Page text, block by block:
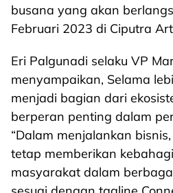
busana yang akan
Februari 2023 di Ciputra
Eri Palgunadi selaku VP
menyampaikan, Selama
menjadi bagian dari
berperan penting dalam
“Dalam menjalankan
tetap memberikan
masyarakat dalam